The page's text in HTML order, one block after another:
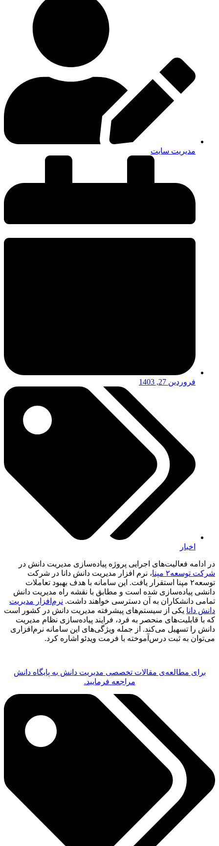
مدیریت سایت
فروردین 27, 1403
اخبار
در ادامه فعالیت‌های اجرایی پروژه پیاده‌سازی مدیریت دانش در
شرکت توسعه۲ مپنا
، نرم افزار مدیریت دانش دانا در شرکت
توسعه۲ مپنا استقرار یافت. این سامانه با هدف بهبود تعاملات
دانشی پیاده‌سازی شده است و مطابق با نقشه راه مدیریت دانش
تمامی دانشکاران به آن دسترسی خواهند داشت. نرم‌افزار مدیریت
دانش دانا یکی از سیستم‌های پیشرفته مدیریت دانش در کشور است
که با قابلیت‌های منحصر به فرد، فرایند پیاده‌سازی نظام مدیریت
دانش را تسهیل می‌کند. از جمله ویژگی‌های این سامانه نرم‌افزاری
می‌توان به ثبت درس‌آموخته با فرمت ویدئو اشاره کرد.
برای مطالعه‌ی مقالات تخصصی مدیریت دانش به پایگاه دانش
مراجعه فرمایید.